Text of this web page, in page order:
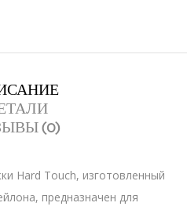
(0)
Hard Touch, изготовленный
предназначен для